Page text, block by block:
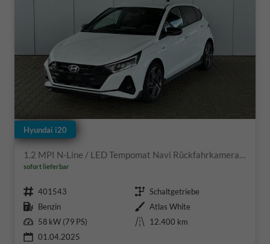
Hyundai i20
1.2 MPI N-Line / LED Tempomat Navi Rückfahrkamera Alu 17"
sofort lieferbar
Fahrzeugnr. 401543 Getriebe Schaltgetriebe
Kraftstoff Benzin Außenfarbe Atlas White
Leistung 58 kW (79 PS) Kilometerstand
12.400 km
01.04.2025